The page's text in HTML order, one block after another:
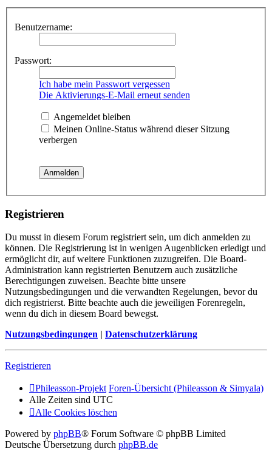
Benutzername:
Passwort:
Ich habe mein Passwort vergessen
Die Aktivierungs-E-Mail erneut senden
Angemeldet bleiben
Meinen Online-Status während dieser Sitzung
verbergen
Registrieren
Du musst in diesem Forum registriert sein, um dich anmelden zu
können. Die Registrierung ist in wenigen Augenblicken erledigt und
ermöglicht dir, auf weitere Funktionen zuzugreifen. Die Board-
Administration kann registrierten Benutzern auch zusätzliche
Berechtigungen zuweisen. Beachte bitte unsere
Nutzungsbedingungen und die verwandten Regelungen, bevor du
dich registrierst. Bitte beachte auch die jeweiligen Forenregeln,
wenn du dich in diesem Board bewegst.
Nutzungsbedingungen | Datenschutzerklärung
Registrieren
Phileasson-Projekt Foren-Übersicht (Phileasson & Simyala)
Alle Zeiten sind UTC
Alle Cookies löschen
Powered by phpBB® Forum Software © phpBB Limited
Deutsche Übersetzung durch phpBB.de